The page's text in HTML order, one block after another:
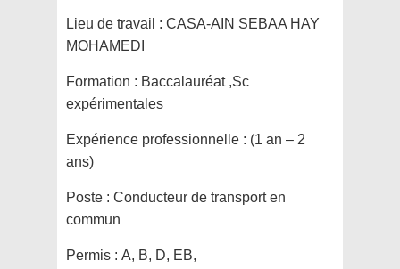
Lieu de travail : CASA-AIN SEBAA HAY
MOHAMEDI
Formation : Baccalauréat ,Sc
expérimentales
Expérience professionnelle : (1 an – 2
ans)
Poste : Conducteur de transport en
commun
Permis : A, B, D, EB,